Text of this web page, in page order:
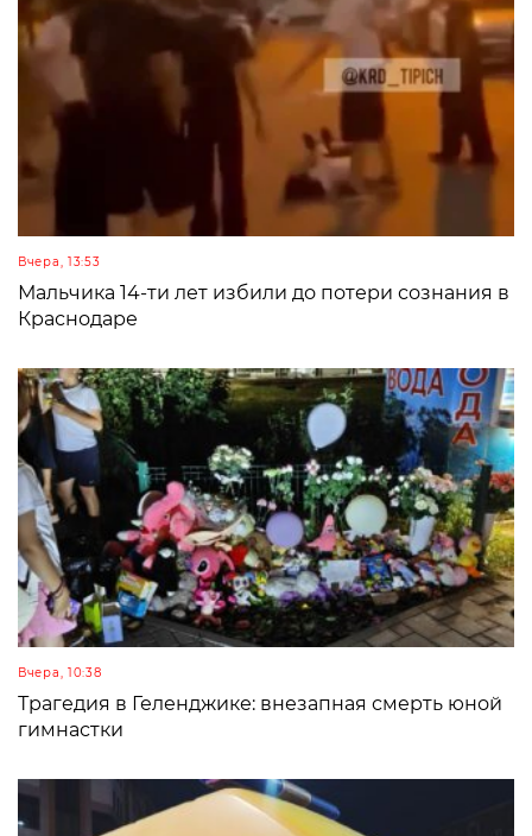
Вчера, 13:53
Мальчика 14-ти лет избили до потери сознания в
Краснодаре
Вчера, 10:38
Трагедия в Геленджике: внезапная смерть юной
гимнастки